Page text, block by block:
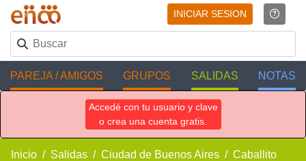
INICIAR SESION
PAREJA / AMIGOS GRUPOS SALIDAS NOTAS
Accedé con tu usuario y clave
o crea una cuenta gratis.
Inicio Salidas Ciudad de Buenos Aires Caballito